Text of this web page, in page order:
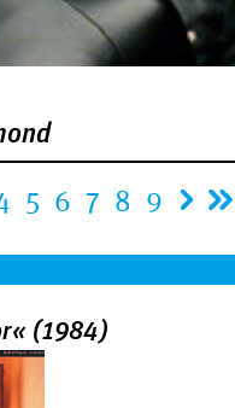
5 6 7 8 9
(1984)